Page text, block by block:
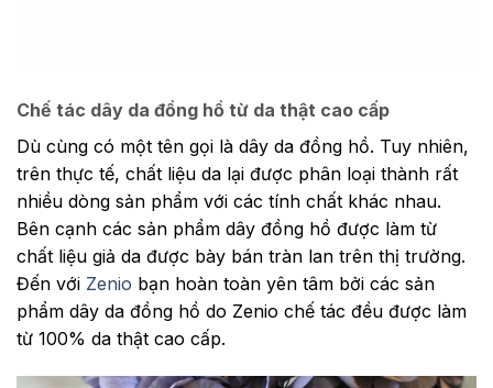
Chế tác dây da đồng hồ từ da thật cao cấp
Dù cùng có một tên gọi là dây da đồng hồ. Tuy nhiên,
trên thực tế, chất liệu da lại được phân loại thành rất
nhiều dòng sản phẩm với các tính chất khác nhau.
Bên cạnh các sản phẩm dây đồng hồ được làm từ
chất liệu giả da được bày bán tràn lan trên thị trường.
Đến với Zenio bạn hoàn toàn yên tâm bởi các sản
phẩm dây da đồng hồ do Zenio chế tác đều được làm
từ 100% da thật cao cấp.